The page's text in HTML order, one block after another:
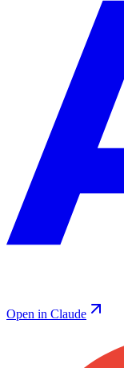
Open in Claude